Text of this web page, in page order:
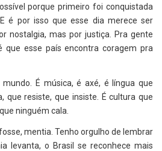
porque primeiro foi conquistada
é por isso que esse dia merece ser
nostalgia, mas por justiça. Pra gente
que esse país encontra coragem pra
É música, é axé, é língua que
que resiste, que insiste. É cultura que
ninguém cala.
mentia. Tenho orgulho de lembrar
levanta, o Brasil se reconhece mais